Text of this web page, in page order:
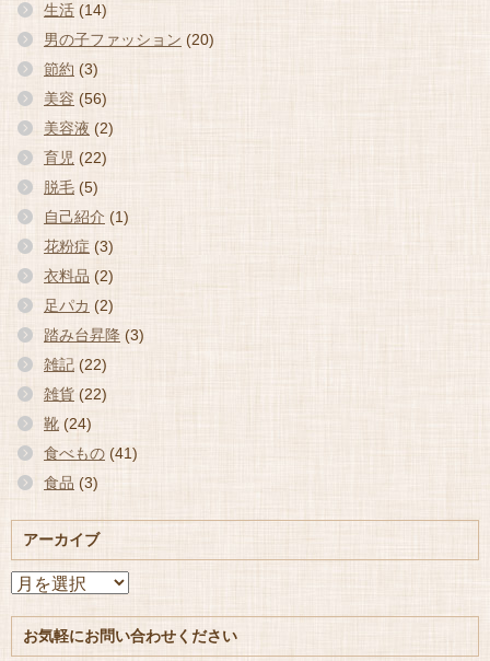
生活 (14)
男の子ファッション (20)
節約 (3)
美容 (56)
美容液 (2)
育児 (22)
脱毛 (5)
自己紹介 (1)
花粉症 (3)
衣料品 (2)
足パカ (2)
踏み台昇降 (3)
雑記 (22)
雑貨 (22)
靴 (24)
食べもの (41)
食品 (3)
アーカイブ
ア
イ
お気軽にお問い合わせください